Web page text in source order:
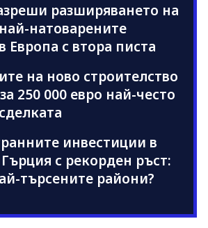
разширяването на
натоварените
Европа с втора писта
на ново строителство
250 000 евро най-често
инвестиции в
с рекорден ръст:
търсените райони?